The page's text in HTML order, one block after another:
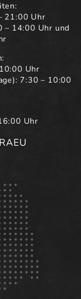
21:00 Uhr
– 14:00 Uhr und
Uhr
7:30 – 10:00
Uhr